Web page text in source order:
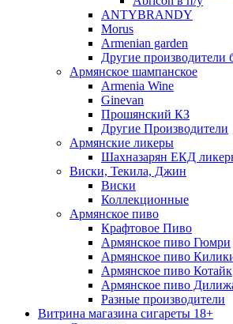
ANTYBRANDY
Morus
Armenian garden
Другие производители
Армянское шампанское
Armenia Wine
Ginevan
Прошянский КЗ
Другие Производители
Армянские ликеры
Шахназарян ЕКД
Виски, Текила, Джин
Виски
Коллекционные
Армянское пиво
Крафтовое Пиво
Армянское пиво Гюмри
Армянское пиво
Армянское пиво Котайк
Армянское пиво
Разные производители
Витрина магазина сигареты 18+